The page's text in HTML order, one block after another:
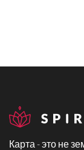
Карта - это не